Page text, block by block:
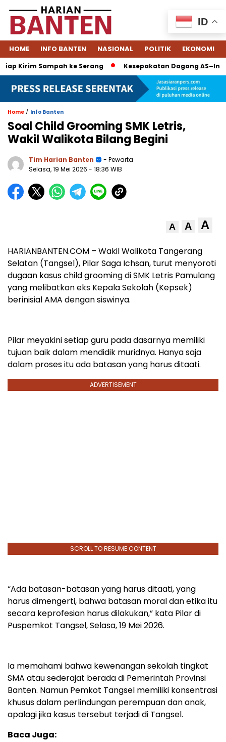
HOME INFO BANTEN NASIONAL POLITIK EKONOMI
Kirim Sampah ke Serang Kesepakatan Dagang
Home / Info Banten
Soal Child Grooming SMK Letris,
Wakil Walikota Bilang Begini
Tim Harian Banten
- Pewarta
Selasa, 19 Mei 2026 - 18:36 WIB
A A A
HARIANBANTEN.COM – Wakil Walikota Tangerang
Selatan (Tangsel), Pilar Saga Ichsan, turut menyoroti
dugaan kasus child grooming di SMK Letris Pamulang
yang melibatkan eks Kepala Sekolah (Kepsek)
berinisial AMA dengan siswinya.
Pilar meyakini setiap guru pada dasarnya memiliki
tujuan baik dalam mendidik muridnya. Hanya saja
dalam proses itu ada batasan yang harus ditaati.
ADVERTISEMENT
SCROLL TO RESUME CONTENT
“Ada batasan-batasan yang harus ditaati, yang
harus dimengerti, bahwa batasan moral dan etika itu
secara keprofesian harus dilakukan,” kata Pilar di
Puspemkot Tangsel, Selasa, 19 Mei 2026.
Ia memahami bahwa kewenangan sekolah tingkat
SMA atau sederajat berada di Pemerintah Provinsi
Banten. Namun Pemkot Tangsel memiliki konsentrasi
khusus dalam perlindungan perempuan dan anak,
apalagi jika kasus tersebut terjadi di Tangsel.
Baca Juga:
ID